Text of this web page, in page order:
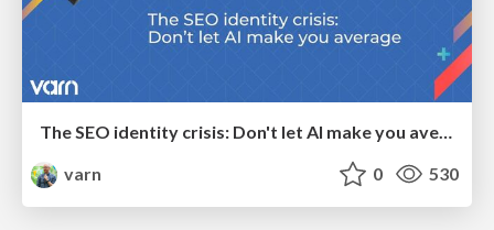
The SEO identity crisis: Don't let AI make you average
varn
0 530